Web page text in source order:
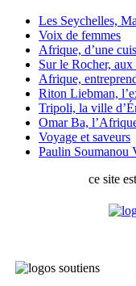
Les Seychelles,
Voix de femmes
Afrique, d’une
Sur le Rocher,
Afrique,
Riton Liebman,
Tripoli, la ville
Omar Ba,
Voyage et saveurs
Paulin Soumanou
ce site